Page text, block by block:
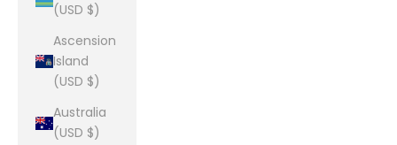
(USD $)
Ascension
Island
(USD $)
Australia
(USD $)